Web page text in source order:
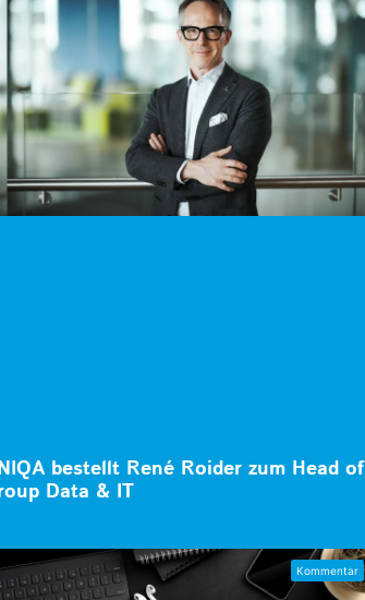
bestellt René Roider zum Head of
Data & IT